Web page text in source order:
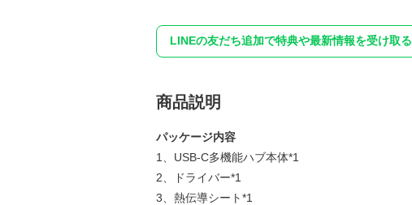
LINEの友だち追加で特典や最新情報を受け取る
商品説明
パッケージ内容
1、USB-C多機能ハブ本体*1
2、ドライバー*1
3、熱伝導シート*1